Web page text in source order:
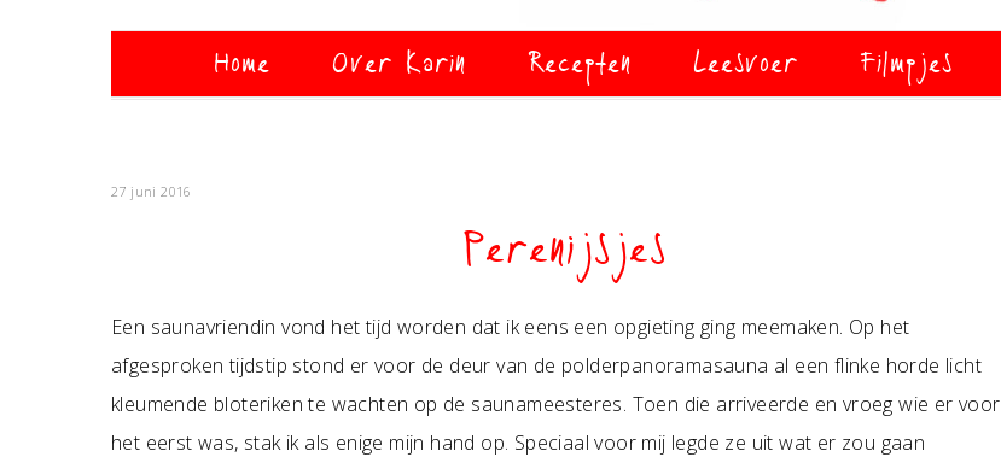
Home Over Karin Recepten Leesvoer Filmpjes
27 juni 2016
Perenijsjes
Een saunavriendin vond het tijd worden dat ik eens een opgieting ging meemaken. Op het
afgesproken tijdstip stond er voor de deur van de polderpanoramasauna al een flinke horde licht
kleumende bloteriken te wachten op de saunameesteres. Toen die arriveerde en vroeg wie er voor
het eerst was, stak ik als enige mijn hand op. Speciaal voor mij legde ze uit wat er zou gaan